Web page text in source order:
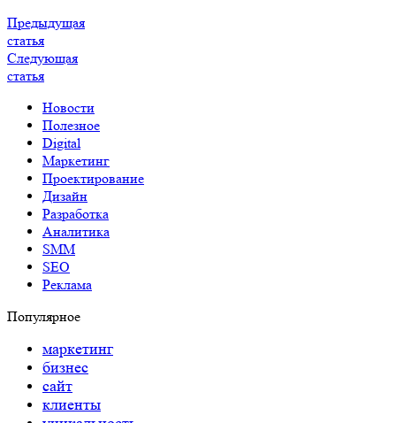
Предыдущая
статья
Следующая
статья
Новости
Полезное
Digital
Маркетинг
Проектирование
Дизайн
Разработка
Аналитика
SMM
SEO
Реклама
Популярное
маркетинг
бизнес
сайт
клиенты